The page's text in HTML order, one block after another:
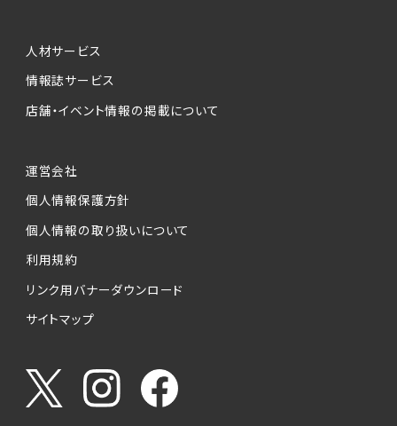
人材サービス
情報誌サービス
店舗・イベント情報の掲載について
運営会社
個人情報保護方針
個人情報の取り扱いについて
利用規約
リンク用バナーダウンロード
サイトマップ